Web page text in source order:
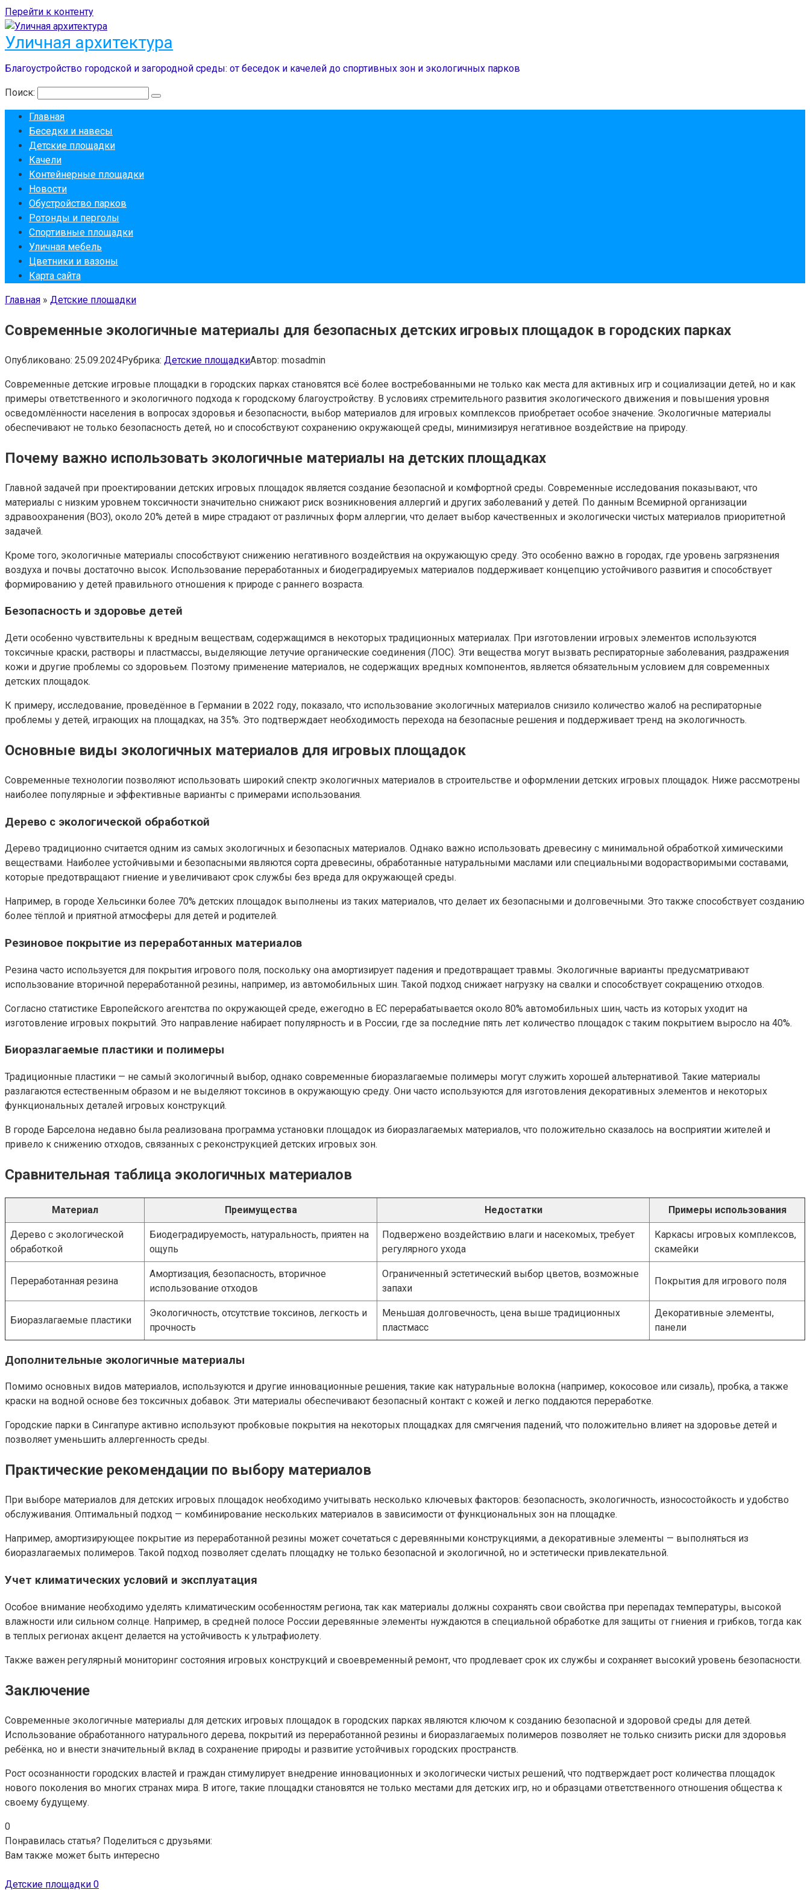
Перейти к контенту
Уличная архитектура
Благоустройство городской и загородной среды: от беседок и качелей до спортивных зон и экологичных парков
Поиск:
Главная
Беседки и навесы
Детские площадки
Качели
Контейнерные площадки
Новости
Обустройство парков
Ротонды и перголы
Спортивные площадки
Уличная мебель
Цветники и вазоны
Карта сайта
Главная » Детские площадки
Современные экологичные материалы для безопасных детских игровых площадок в городских парках
Опубликовано: 25.09.2024Рубрика: Детские площадкиАвтор: mosadmin
Современные детские игровые площадки в городских парках становятся всё более востребованными не только как места для активных игр и социализации детей, но и как
примеры ответственного и экологичного подхода к городскому благоустройству. В условиях стремительного развития экологического движения и повышения уровня
осведомлённости населения в вопросах здоровья и безопасности, выбор материалов для игровых комплексов приобретает особое значение. Экологичные материалы
обеспечивают не только безопасность детей, но и способствуют сохранению окружающей среды, минимизируя негативное воздействие на природу.
Почему важно использовать экологичные материалы на детских площадках
Главной задачей при проектировании детских игровых площадок является создание безопасной и комфортной среды. Современные исследования показывают, что
материалы с низким уровнем токсичности значительно снижают риск возникновения аллергий и других заболеваний у детей. По данным Всемирной организации
здравоохранения (ВОЗ), около 20% детей в мире страдают от различных форм аллергии, что делает выбор качественных и экологически чистых материалов приоритетной
задачей.
Кроме того, экологичные материалы способствуют снижению негативного воздействия на окружающую среду. Это особенно важно в городах, где уровень загрязнения
воздуха и почвы достаточно высок. Использование переработанных и биодеградируемых материалов поддерживает концепцию устойчивого развития и способствует
формированию у детей правильного отношения к природе с раннего возраста.
Безопасность и здоровье детей
Дети особенно чувствительны к вредным веществам, содержащимся в некоторых традиционных материалах. При изготовлении игровых элементов используются
токсичные краски, растворы и пластмассы, выделяющие летучие органические соединения (ЛОС). Эти вещества могут вызвать респираторные заболевания, раздражения
кожи и другие проблемы со здоровьем. Поэтому применение материалов, не содержащих вредных компонентов, является обязательным условием для современных
детских площадок.
К примеру, исследование, проведённое в Германии в 2022 году, показало, что использование экологичных материалов снизило количество жалоб на респираторные
проблемы у детей, играющих на площадках, на 35%. Это подтверждает необходимость перехода на безопасные решения и поддерживает тренд на экологичность.
Основные виды экологичных материалов для игровых площадок
Современные технологии позволяют использовать широкий спектр экологичных материалов в строительстве и оформлении детских игровых площадок. Ниже рассмотрены
наиболее популярные и эффективные варианты с примерами использования.
Дерево с экологической обработкой
Дерево традиционно считается одним из самых экологичных и безопасных материалов. Однако важно использовать древесину с минимальной обработкой химическими
веществами. Наиболее устойчивыми и безопасными являются сорта древесины, обработанные натуральными маслами или специальными водорастворимыми составами,
которые предотвращают гниение и увеличивают срок службы без вреда для окружающей среды.
Например, в городе Хельсинки более 70% детских площадок выполнены из таких материалов, что делает их безопасными и долговечными. Это также способствует созданию
более тёплой и приятной атмосферы для детей и родителей.
Резиновое покрытие из переработанных материалов
Резина часто используется для покрытия игрового поля, поскольку она амортизирует падения и предотвращает травмы. Экологичные варианты предусматривают
использование вторичной переработанной резины, например, из автомобильных шин. Такой подход снижает нагрузку на свалки и способствует сокращению отходов.
Согласно статистике Европейского агентства по окружающей среде, ежегодно в ЕС перерабатывается около 80% автомобильных шин, часть из которых уходит на
изготовление игровых покрытий. Это направление набирает популярность и в России, где за последние пять лет количество площадок с таким покрытием выросло на 40%.
Биоразлагаемые пластики и полимеры
Традиционные пластики — не самый экологичный выбор, однако современные биоразлагаемые полимеры могут служить хорошей альтернативой. Такие материалы
разлагаются естественным образом и не выделяют токсинов в окружающую среду. Они часто используются для изготовления декоративных элементов и некоторых
функциональных деталей игровых конструкций.
В городе Барселона недавно была реализована программа установки площадок из биоразлагаемых материалов, что положительно сказалось на восприятии жителей и
привело к снижению отходов, связанных с реконструкцией детских игровых зон.
Сравнительная таблица экологичных материалов
Материал Преимущества Недостатки Примеры использования
Дерево с экологической
обработкой
Биодеградируемость, натуральность, приятен на
ощупь
Подвержено воздействию влаги и насекомых, требует
регулярного ухода
Каркасы игровых комплексов,
скамейки
Переработанная резина
Амортизация, безопасность, вторичное
использование отходов
Ограниченный эстетический выбор цветов, возможные
запахи
Покрытия для игрового поля
Биоразлагаемые пластики
Экологичность, отсутствие токсинов, легкость и
прочность
Меньшая долговечность, цена выше традиционных
пластмасс
Декоративные элементы,
панели
Дополнительные экологичные материалы
Помимо основных видов материалов, используются и другие инновационные решения, такие как натуральные волокна (например, кокосовое или сизаль), пробка, а также
краски на водной основе без токсичных добавок. Эти материалы обеспечивают безопасный контакт с кожей и легко поддаются переработке.
Городские парки в Сингапуре активно используют пробковые покрытия на некоторых площадках для смягчения падений, что положительно влияет на здоровье детей и
позволяет уменьшить аллергенность среды.
Практические рекомендации по выбору материалов
При выборе материалов для детских игровых площадок необходимо учитывать несколько ключевых факторов: безопасность, экологичность, износостойкость и удобство
обслуживания. Оптимальный подход — комбинирование нескольких материалов в зависимости от функциональных зон на площадке.
Например, амортизирующее покрытие из переработанной резины может сочетаться с деревянными конструкциями, а декоративные элементы — выполняться из
биоразлагаемых полимеров. Такой подход позволяет сделать площадку не только безопасной и экологичной, но и эстетически привлекательной.
Учет климатических условий и эксплуатация
Особое внимание необходимо уделять климатическим особенностям региона, так как материалы должны сохранять свои свойства при перепадах температуры, высокой
влажности или сильном солнце. Например, в средней полосе России деревянные элементы нуждаются в специальной обработке для защиты от гниения и грибков, тогда как
в теплых регионах акцент делается на устойчивость к ультрафиолету.
Также важен регулярный мониторинг состояния игровых конструкций и своевременный ремонт, что продлевает срок их службы и сохраняет высокий уровень безопасности.
Заключение
Современные экологичные материалы для детских игровых площадок в городских парках являются ключом к созданию безопасной и здоровой среды для детей.
Использование обработанного натурального дерева, покрытий из переработанной резины и биоразлагаемых полимеров позволяет не только снизить риски для здоровья
ребёнка, но и внести значительный вклад в сохранение природы и развитие устойчивых городских пространств.
Рост осознанности городских властей и граждан стимулирует внедрение инновационных и экологически чистых решений, что подтверждает рост количества площадок
нового поколения во многих странах мира. В итоге, такие площадки становятся не только местами для детских игр, но и образцами ответственного отношения общества к
своему будущему.
0
Понравилась статья? Поделиться с друзьями:
Вам также может быть интересно
Детские площадки 0